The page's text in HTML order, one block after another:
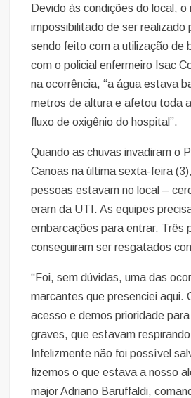
Devido às condições do local,
impossibilitado de ser realizado
sendo feito com a utilização de
com o policial enfermeiro Isac
na ocorrência, “a água estava
metros de altura e afetou toda
fluxo de oxigênio do hospital”.
Quando as chuvas invadiram o
Canoas na última sexta-feira
pessoas estavam no local –
eram da UTI. As equipes
embarcações para entrar. Três
conseguiram ser resgatados
“Foi, sem dúvidas, uma das
marcantes que presenciei aqui.
acesso e demos prioridade
graves, que estavam
Infelizmente não foi possível
fizemos o que estava a nosso
major Adriano Baruffaldi,